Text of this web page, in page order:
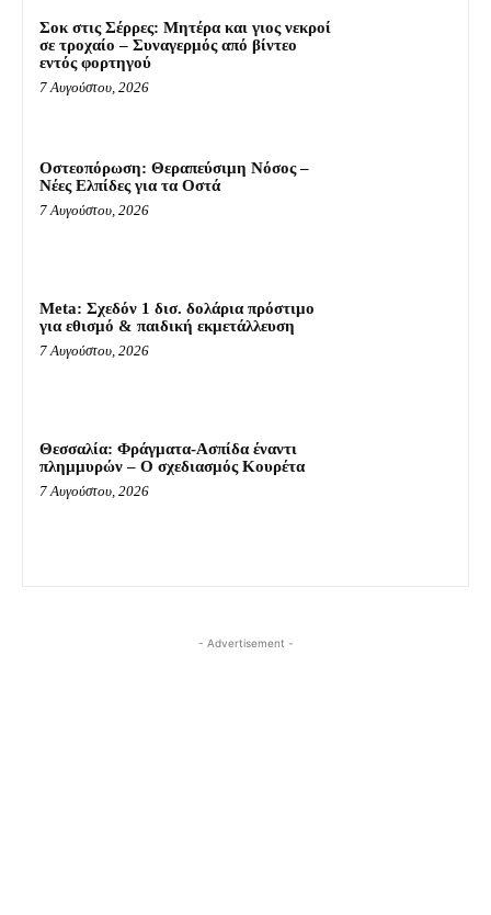
Σοκ στις Σέρρες: Μητέρα και γιος νεκροί
σε τροχαίο – Συναγερμός από βίντεο
εντός φορτηγού
7 Αυγούστου, 2026
Οστεοπόρωση: Θεραπεύσιμη Νόσος –
Νέες Ελπίδες για τα Οστά
7 Αυγούστου, 2026
Meta: Σχεδόν 1 δισ. δολάρια πρόστιμο
για εθισμό & παιδική εκμετάλλευση
7 Αυγούστου, 2026
Θεσσαλία: Φράγματα-Ασπίδα έναντι
πλημμυρών – Ο σχεδιασμός Κουρέτα
7 Αυγούστου, 2026
- Advertisement -